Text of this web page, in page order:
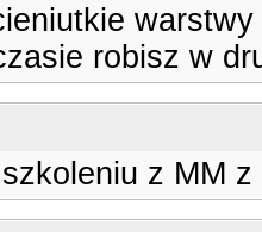
robisz w
z MM